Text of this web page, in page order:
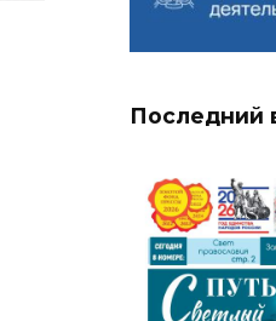
Последний